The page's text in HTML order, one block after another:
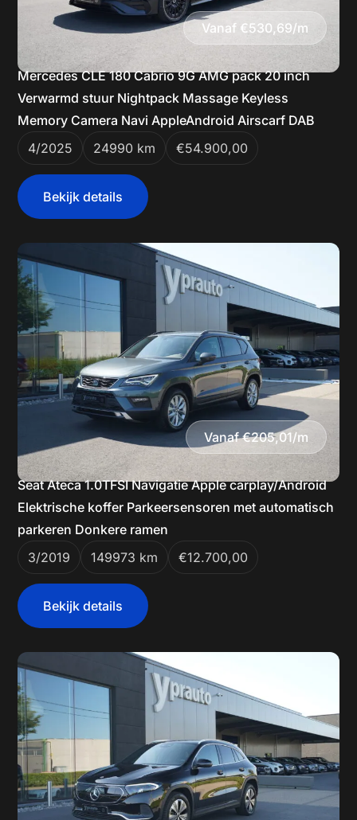
Vanaf €530,69/m
Mercedes CLE 180 Cabrio 9G AMG pack 20 inch
Verwarmd stuur Nightpack Massage Keyless
Memory Camera Navi AppleAndroid Airscarf DAB
4/2025
24990 km €54.900,00
Bekijk details
Vanaf €205,01/m
Seat Ateca 1.0TFSI Navigatie Apple carplay/Android
Elektrische koffer Parkeersensoren met automatisch
parkeren Donkere ramen
3/2019
149973 km €12.700,00
Bekijk details